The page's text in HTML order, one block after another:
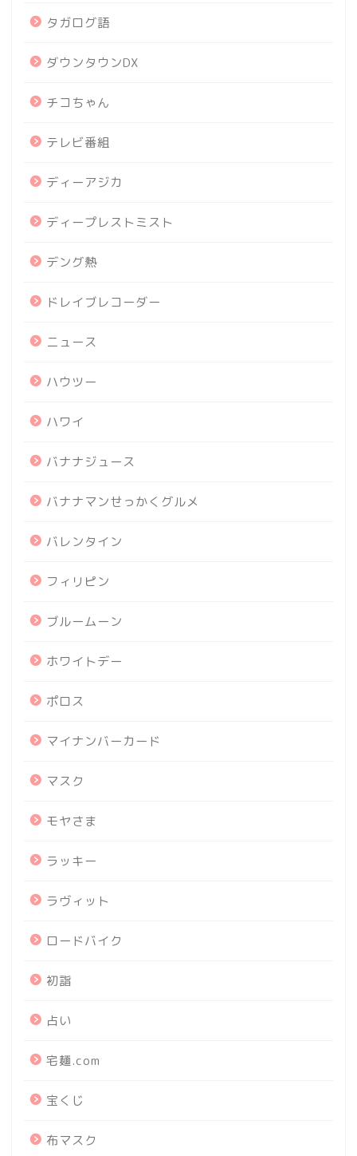
タガログ語
ダウンタウンDX
チコちゃん
テレビ番組
ディーアジカ
ディープレストミスト
デング熱
ドレイブレコーダー
ニュース
ハウツー
ハワイ
バナナジュース
バナナマンせっかくグルメ
バレンタイン
フィリピン
ブルームーン
ホワイトデー
ポロス
マイナンバーカード
マスク
モヤさま
ラッキー
ラヴィット
ロードバイク
初詣
占い
宅麺.com
宝くじ
布マスク